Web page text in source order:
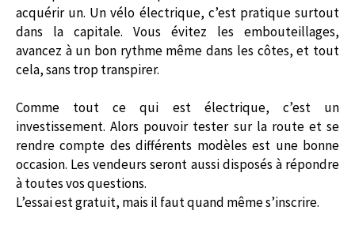
acquérir un. Un vélo électrique, c’est pratique surtout
dans la capitale. Vous évitez les embouteillages,
avancez à un bon rythme même dans les côtes, et tout
cela, sans trop transpirer.
Comme tout ce qui est électrique, c’est un
investissement. Alors pouvoir tester sur la route et se
rendre compte des différents modèles est une bonne
occasion. Les vendeurs seront aussi disposés à répondre
à toutes vos questions.
L’essai est gratuit, mais il faut quand même s’inscrire.